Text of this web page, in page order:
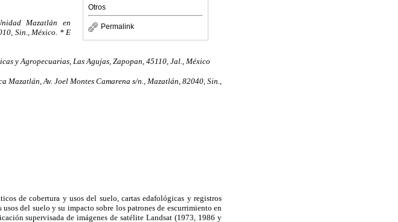
Otros
Permalink
Mazatlán en
Sin., México. * E
y Agropecuarias, Las Agujas, Zapopan, 45110, Jal., México
Av. Joel Montes Camarena s/n., Mazatlán, 82040, Sin.,
de cobertura y usos del suelo, cartas edafológicas y registros
del suelo y su impacto sobre los patrones de escurrimiento en
supervisada de imágenes de satélite Landsat (1973, 1986 y